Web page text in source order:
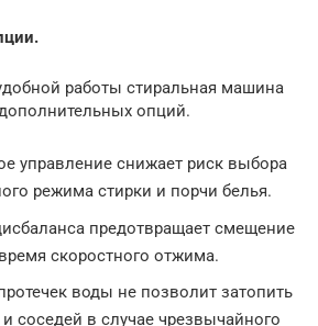
работы стиральная машина
опций.
управление снижает риск выбора
режима стирки и порчи белья.
предотвращает смещение
скоростного отжима.
воды не позволит затопить
соседей в случае чрезвычайного